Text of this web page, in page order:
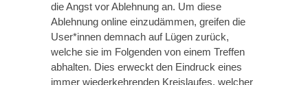
die Angst vor Ablehnung an. Um diese
Ablehnung online einzudämmen, greifen die
User*innen demnach auf Lügen zurück,
welche sie im Folgenden von einem Treffen
abhalten. Dies erweckt den Eindruck eines
immer wiederkehrenden Kreislaufes, welcher